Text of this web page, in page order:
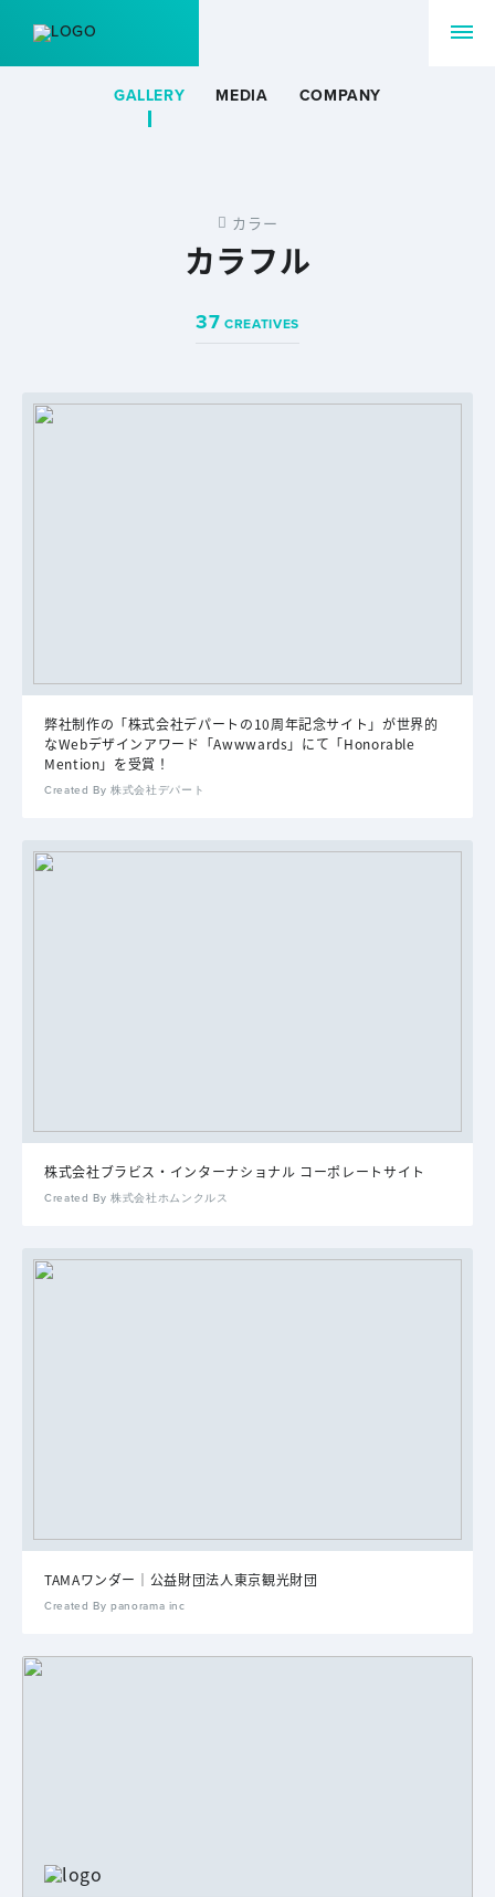
GALLERY MEDIA COMPANY
カラー
カラフル
37 CREATIVES
弊社制作の「株式会社デパートの10周年記念サイト」が世界的
なWebデザインアワード「Awwwards」にて「Honorable
Mention」を受賞！
Created By 株式会社デパート
株式会社ブラビス・インターナショナル コーポレートサイト
Created By 株式会社ホムンクルス
TAMAワンダー｜公益財団法人東京観光財団
Created By panorama inc